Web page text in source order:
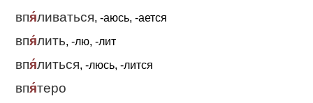
впя́ливаться, -аюсь, -ается
впя́лить, -лю, -лит
впя́литься, -люсь, -лится
впя́теро